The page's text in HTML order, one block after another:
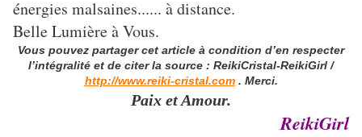
énergies malsaines...... à distance.
Belle Lumière à Vous.
Vous pouvez partager cet article à condition d’en respecter
l’intégralité et de citer la source : ReikiCristal-ReikiGirl /
http://www.reiki-cristal.com. Merci.
Paix et Amour.
ReikiGirl